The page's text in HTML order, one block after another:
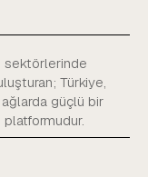
sektörlerinde
Türkiye,
güçlü bir
platformudur.